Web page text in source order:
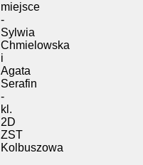
miejsce
-
Sylwia
Chmielowska
i
Agata
Serafin
-
kl.
2D
ZST
Kolbuszowa